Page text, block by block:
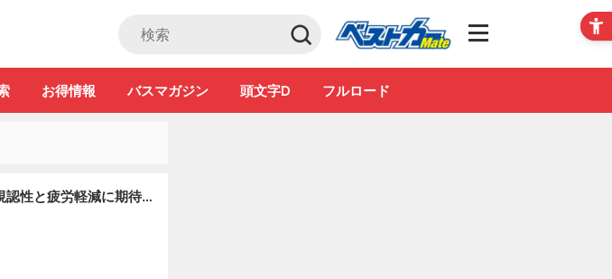
Club
お得情報 バスマガジン 頭文字D フルロード
性と疲労軽減に期待…